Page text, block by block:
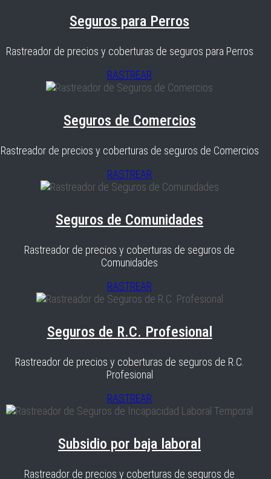
Seguros para Perros
Rastreador de precios y coberturas de seguros para Perros
RASTREAR
Seguros de Comercios
Rastreador de precios y coberturas de seguros de Comercios
RASTREAR
Seguros de Comunidades
Rastreador de precios y coberturas de seguros de
Comunidades
RASTREAR
Seguros de R.C. Profesional
Rastreador de precios y coberturas de seguros de R.C.
Profesional
RASTREAR
Subsidio por baja laboral
Rastreador de precios y coberturas de seguros de